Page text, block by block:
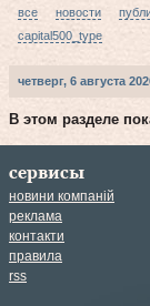
все новости
capital500_type
четверг, 6 августа
В этом разделе
сервисы
новини компаній
реклама
контакти
правила
rss